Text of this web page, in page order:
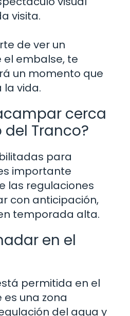
visita.
de ver un
embalse, te
un momento que
vida.
cerca
Tranco?
para
importante
las regulaciones
con anticipación,
temporada alta.
en el
permitida en el
una zona
del agua y